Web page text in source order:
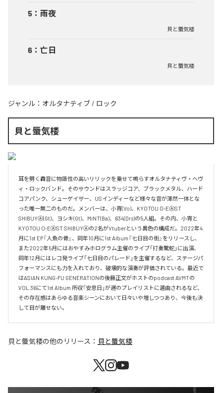
5 ： 雨夜
貝と蜃気楼
6 ： 亡日
貝と蜃気楼
ジャンル： オルタナティブ / ロック
貝と蜃気楼
耳を劈く轟音に物語性の高いリリックを乗せて鳴らすオルタナティヴ・ヘヴ
ィ・ロックバンド。そのサウンドはスラッジコア、ブラックメタル、ハード
コアパンク、シューゲイザー、USインディーなど様々な音が渾然一体とな
った唯一無二のものだ。メンバーは、小宵(Vo)、KYOTOU O-EⒶST
SHIBUYⒶ(Gt)、ヨシキ(Gt)、MiNT(Ba)、634(Drs)の5人組。その内、小宵と
KYOTOU O-EⒶST SHIBUYⒶの2名がVtuberという異色の構成だ。2022年4
月に1st EP『人魚の骨』、同年10月に1st Album『七日目の街』をリリースし、
また2022年5月にはおやすみホログラム主催のライブ「打奏驚蛇」に出演、
同年12月にはレコ発ライブ「七日目のパレード」を主催するなど、ステージパ
フォーマンスにも力を入れており、破壊的な演奏が評価されている。最近で
はASIAN KUNG-FU GENERATIONの後藤正文がホストのpodcast AVMTの
VOL.36にて1st Album 所収「安息日」が週のプレイリストに選曲されるなど、
その存在感はあらゆる音楽シーンにおいて日々いや増しつつあり、今後も決
して目が離せない。
貝と蜃気楼の他のリリース： 貝と蜃気楼